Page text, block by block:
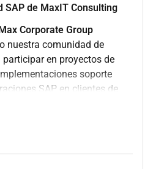
SAP de MaxIT Consulting
Corporate Group
nuestra comunidad de
en proyectos de
soporte
SAP en clientes de
Unidos y Europa.
con experiencia en
y SAP TM